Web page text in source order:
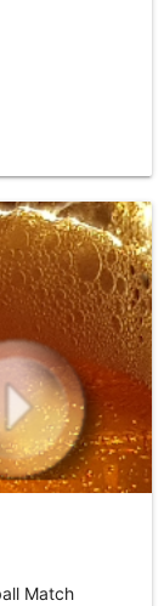
Match